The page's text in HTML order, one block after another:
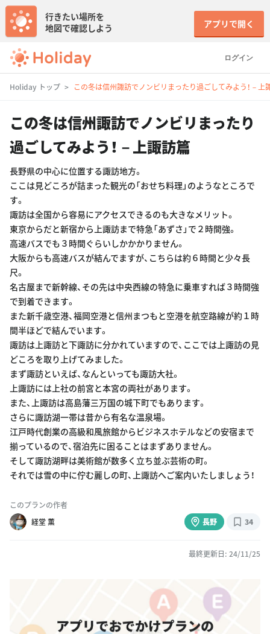
ログイン
行きたい場所を
地図で確認しよう
アプリで開く
Holiday トップ この冬は信州諏訪でノンビリまったり過ごしてみよう！－上
この冬は信州諏訪でノンビリまったり
過ごしてみよう！－上諏訪篇
長野県の中心に位置する諏訪地方。
ここは見どころが詰まった観光の「おせち料理」のようなところで
す。
諏訪は全国から容易にアクセスできるのも大きなメリット。
東京からだと新宿から上諏訪まで特急「あずさ」で２時間強。
高速バスでも３時間ぐらいしかかかりません。
大阪からも高速バスが結んでますが、こちらは約６時間と少々長
尺。
名古屋まで新幹線、その先は中央西線の特急に乗車すれば３時間強
で到着できます。
また新千歳空港、福岡空港と信州まつもと空港を航空路線が約１時
間半ほどで結んでいます。
諏訪は上諏訪と下諏訪に分かれていますので、ここでは上諏訪の見
どころを取り上げてみました。
まず諏訪といえば、なんといっても諏訪大社。
上諏訪には上社の前宮と本宮の両社があります。
また、上諏訪は高島藩三万国の城下町でもあります。
さらに諏訪湖一帯は昔から有名な温泉場。
江戸時代創業の高級和風旅館からビジネスホテルなどの安宿まで
揃っているので、宿泊先に困ることはまずありません。
そして諏訪湖畔は美術館が数多く立ち並ぶ芸術の町。
それでは雪の中に佇む麗しの町、上諏訪へご案内いたしましょう！
このプランの作者
経堂 薫
長野 34
最終更新日: 24/11/25